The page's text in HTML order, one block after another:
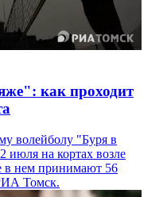
как проходит
волейболу "Буря в
июля на кортах возле
в нем принимают 56
Томск.